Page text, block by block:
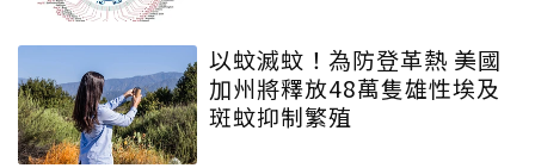
以蚊滅蚊！為防登革熱 美國
加州將釋放48萬隻雄性埃及
斑蚊抑制繁殖